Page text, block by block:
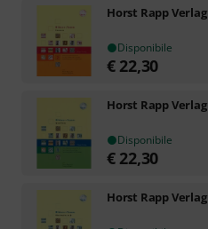
Horst Rapp Verlag
Disponibile
€ 22,30
Horst Rapp Verlag
Disponibile
€ 22,30
Horst Rapp Verlag